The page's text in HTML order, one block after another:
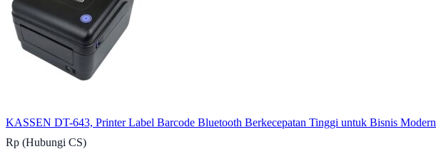
KASSEN DT-643, Printer Label Barcode Bluetooth Berkecepatan Tinggi untuk Bisnis Modern
Rp (Hubungi CS)